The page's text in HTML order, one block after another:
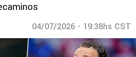
04/07/2026 - 19:38hs CST